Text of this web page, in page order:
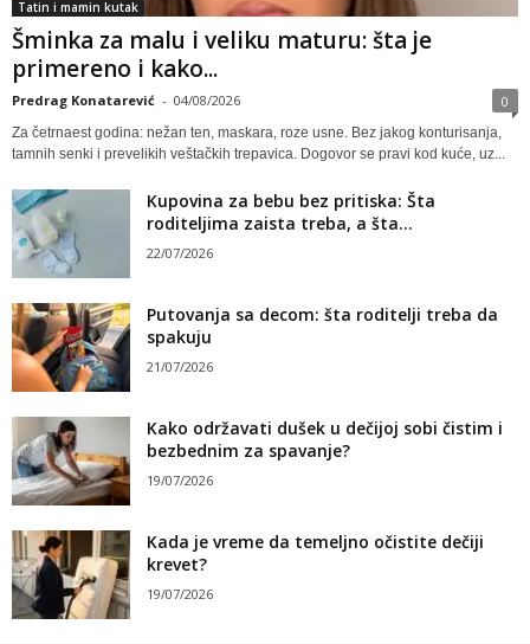
Tatin i mamin kutak
Šminka za malu i veliku maturu: šta je
primereno i kako...
Predrag Konatarević - 04/08/2026 0
Za četrnaest godina: nežan ten, maskara, roze usne. Bez jakog konturisanja,
tamnih senki i prevelikih veštačkih trepavica. Dogovor se pravi kod kuće, uz...
Kupovina za bebu bez pritiska: Šta
roditeljima zaista treba, a šta...
22/07/2026
Putovanja sa decom: šta roditelji treba da
spakuju
21/07/2026
Kako održavati dušek u dečijoj sobi čistim i
bezbednim za spavanje?
19/07/2026
Kada je vreme da temeljno očistite dečiji
krevet?
19/07/2026